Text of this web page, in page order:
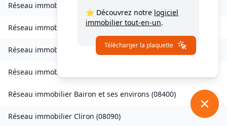
Réseau immobilier
Réseau immobilier Chardeny(08400)
Réseau immobilier Chatel-Chéhéry(08250)
Réseau immobilier
Réseau immobilier Bairon et ses environs (08400)
Réseau immobilier Cliron (08090)
⭐ Découvrez notre logiciel
immobilier tout-en-un.
Télécharger la plaquette